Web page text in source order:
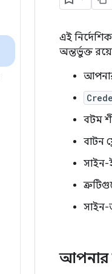
এই
অন্তর্ভুক্ত
বটম
বাটন
সাইন-
আপনার